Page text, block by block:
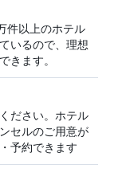
件以上のホテル
いるので、理想
きます。
ださい。ホテル
セルのご用意が
予約できます